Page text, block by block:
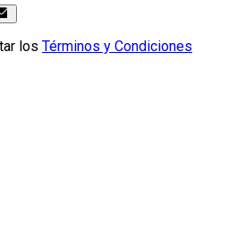
los Términos y Condiciones